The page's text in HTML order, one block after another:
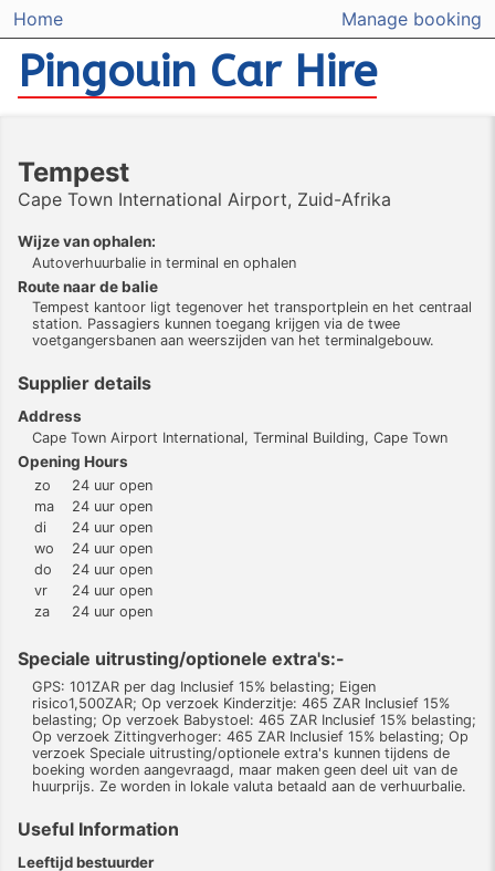
Home Manage booking
Pingouin Car Hire
Tempest
Cape Town International Airport, Zuid-Afrika
Wijze van ophalen:
Autoverhuurbalie in terminal en ophalen
Route naar de balie
Tempest kantoor ligt tegenover het transportplein en het centraal
station. Passagiers kunnen toegang krijgen via de twee
voetgangersbanen aan weerszijden van het terminalgebouw.
Supplier details
Address
Cape Town Airport International, Terminal Building, Cape Town
Opening Hours
zo
24 uur open
ma
24 uur open
di
24 uur open
wo
24 uur open
do
24 uur open
vr
24 uur open
za
24 uur open
Speciale uitrusting/optionele extra's:-
GPS: 101ZAR per dag Inclusief 15% belasting; Eigen
risico1,500ZAR; Op verzoek Kinderzitje: 465 ZAR Inclusief 15%
belasting; Op verzoek Babystoel: 465 ZAR Inclusief 15% belasting;
Op verzoek Zittingverhoger: 465 ZAR Inclusief 15% belasting; Op
verzoek Speciale uitrusting/optionele extra's kunnen tijdens de
boeking worden aangevraagd, maar maken geen deel uit van de
huurprijs. Ze worden in lokale valuta betaald aan de verhuurbalie.
Useful Information
Leeftijd bestuurder